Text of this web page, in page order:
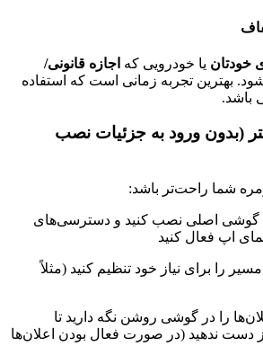
خودتان یا خودرویی که اجازه قانونی/
شود. بهترین تجربه زمانی است که استفاده
باشد.
(بدون ورود به جزئیات نصب
شما راحت‌تر باشد:
گوشی اصلی نصب کنید و دسترسی‌های
اپ فعال کنید
را برای نیاز خود تنظیم کنید (مثلاً
را در گوشی روشن نگه دارید تا
دست ندهید (در صورت فعال بودن اعلان‌ها